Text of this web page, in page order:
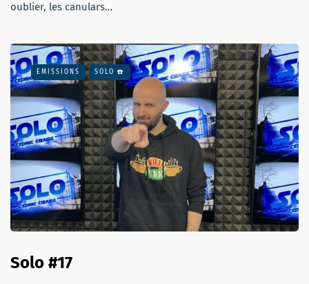
oublier, les canulars…
EMISSIONS SOLO ☎️
Solo #17